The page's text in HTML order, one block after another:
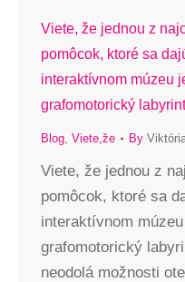
Viete, že jednou z
pomôcok, ktoré sa
interaktívnom múzeu
grafomotorický
Blog, Viete,že By
Viete, že jednou z
pomôcok, ktoré sa
interaktívnom
grafomotorický
neodolá možnosti